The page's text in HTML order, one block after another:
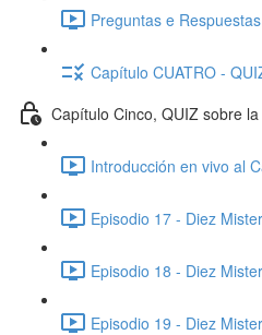
Preguntas e
Capítulo CUATRO -
Capítulo Cinco, QUIZ sobre
Introducción en vivo al
Episodio 17 - Diez
Episodio 18 - Diez
Episodio 19 - Diez